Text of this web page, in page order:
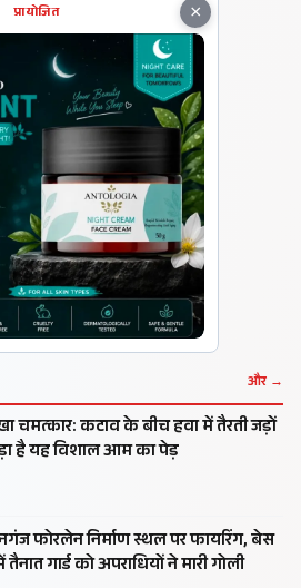
×
प्रायोजित
और →
चमत्कार: कटाव के बीच हवा में तैरती जड़ों
है यह विशाल आम का पेड़
फोरलेन निर्माण स्थल पर फायरिंग, बेस
गार्ड को अपराधियों ने मारी गोली